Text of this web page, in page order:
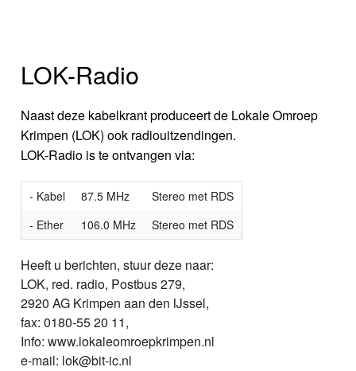
LOK-Radio
Naast deze kabelkrant produceert de Lokale Omroep
Krimpen (LOK) ook radiouitzendingen.
LOK-Radio is te ontvangen via:
- Kabel 87.5 MHz
Stereo met RDS
- Ether
106.0 MHz Stereo met RDS
Heeft u berichten, stuur deze naar:
LOK, red. radio, Postbus 279,
2920 AG Krimpen aan den IJssel,
fax: 0180-55 20 11,
Info: www.lokaleomroepkrimpen.nl
e-mail: lok@bit-ic.nl